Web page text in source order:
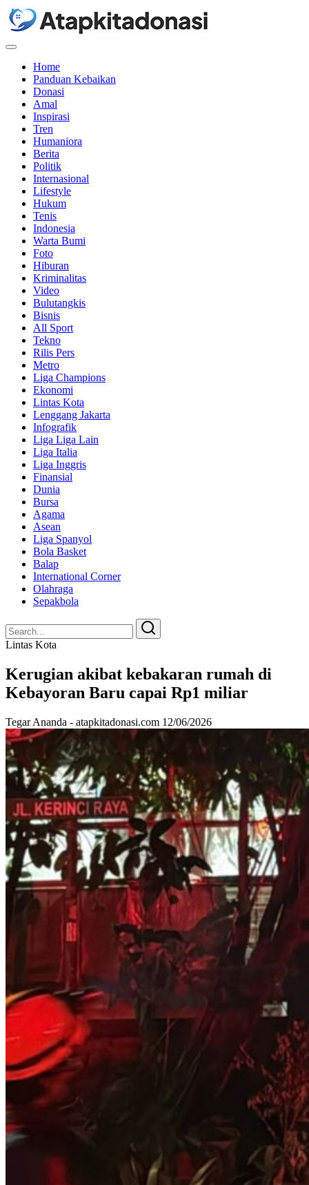
Menu
Home
Panduan Kebaikan
Donasi
Amal
Inspirasi
Tren
Humaniora
Berita
Politik
Internasional
Lifestyle
Hukum
Tenis
Indonesia
Warta Bumi
Foto
Hiburan
Kriminalitas
Video
Bulutangkis
Bisnis
All Sport
Tekno
Rilis Pers
Metro
Liga Champions
Ekonomi
Lintas Kota
Lenggang Jakarta
Infografik
Liga Liga Lain
Liga Italia
Liga Inggris
Finansial
Dunia
Bursa
Agama
Asean
Liga Spanyol
Bola Basket
Balap
International Corner
Olahraga
Sepakbola
Search
for:
Search
Lintas Kota
Kerugian akibat kebakaran rumah di
Kebayoran Baru capai Rp1 miliar
Tegar Ananda - atapkitadonasi.com 12/06/2026